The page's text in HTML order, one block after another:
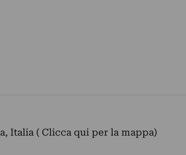
Italia ( Clicca qui per la mappa)